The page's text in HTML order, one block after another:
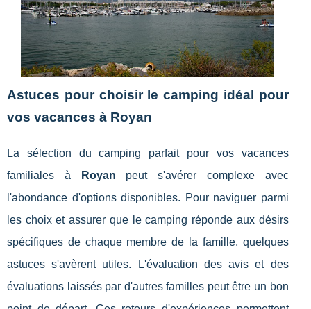
Astuces pour choisir le camping idéal pour
vos vacances à Royan
La sélection du camping parfait pour vos vacances
familiales à
Royan peut s'avérer complexe avec
l'abondance d'options disponibles. Pour naviguer parmi
les choix et assurer que le camping réponde aux désirs
spécifiques de chaque membre de la famille, quelques
astuces s'avèrent utiles. L'évaluation des avis et des
évaluations laissés par d'autres familles peut être un bon